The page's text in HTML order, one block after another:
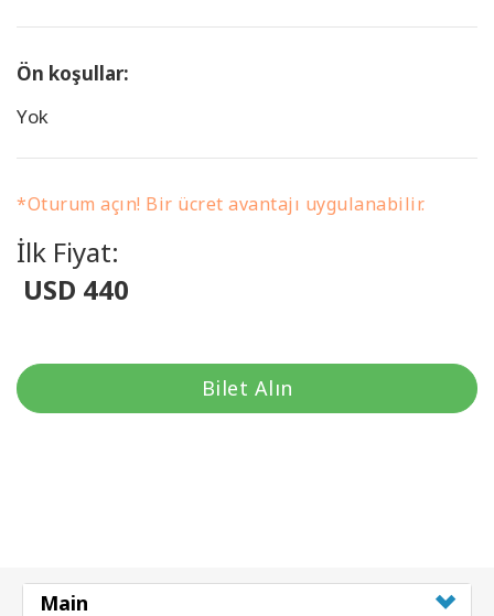
Ön koşullar:
Yok
*Oturum açın! Bir ücret avantajı uygulanabilir.
İlk Fiyat:
USD 440
Bilet Alın
Main